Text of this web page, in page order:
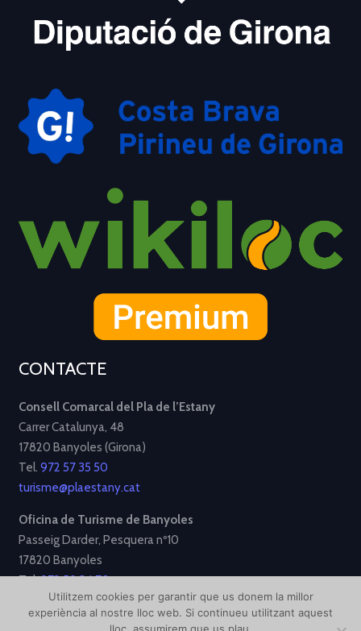
CONTACTE
Consell Comarcal del Pla de l’Estany
Carrer Catalunya, 48
17820 Banyoles (Girona)
Tel. 972 57 35 50
turisme@plaestany.cat
Oficina de Turisme de Banyoles
Passeig Darder, Pesquera nº10
17820 Banyoles
Tel.972 58 34 70
turisme@ajbanyoles.org
Utilitzem cookies per garantir que us donem la millor
experiència al nostre lloc web. Si continueu utilitzant aquest